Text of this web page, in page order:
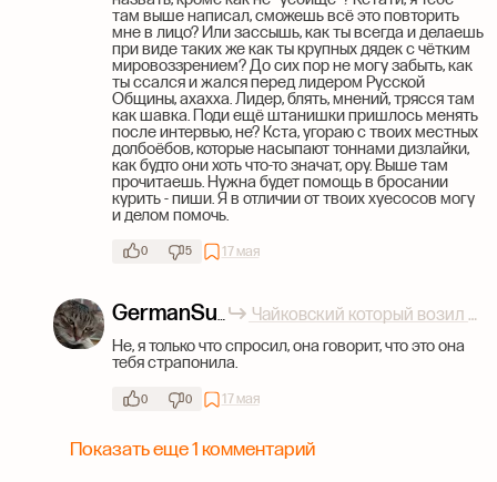
там выше написал, сможешь всё это повторить
мне в лицо? Или зассышь, как ты всегда и делаешь
при виде таких же как ты крупных дядек с чëтким
мировоззрением? До сих пор не могу забыть, как
ты ссался и жался перед лидером Русской
Общины, ахахха. Лидер, блять, мнений, трясся там
как шавка. Поди ещё штанишки пришлось менять
после интервью, не? Кста, угораю с твоих местных
долбоëбов, которые насыпают тоннами дизлайки,
как будто они хоть что-то значат, ору. Выше там
прочитаешь. Нужна будет помощь в бросании
курить - пиши. Я в отличии от твоих хуесосов могу
и делом помочь.
0 5 17 мая
GermanSuplex
Чайковский который возил твою маму
Не, я только что спросил, она говорит, что это она
тебя страпонила.
0 0 17 мая
Показать еще 1 комментарий